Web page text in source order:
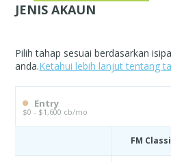
JENIS AKAUN
Pilih tahap sesuai berdasarkan
anda.Ketahui lebih lanjut tentang
Entry
$0 - $1,600 cb/mo
FM